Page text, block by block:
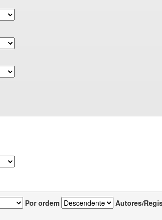
Por ordem Autores/